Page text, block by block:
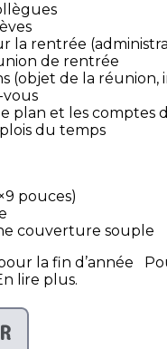
la rentrée
de rentrée
(objet de la réunion,
vous
plan et les comptes
du temps
pouces)
couverture souple
la fin d’année
lire plus.